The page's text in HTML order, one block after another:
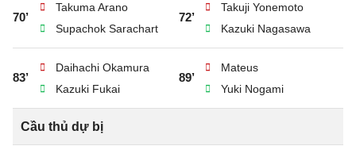
70’
Takuma Arano
Supachok Sarachart
72’
Takuji Yonemoto
Kazuki Nagasawa
83’
Daihachi Okamura
Kazuki Fukai
89’
Mateus
Yuki Nogami
Cầu thủ dự bị